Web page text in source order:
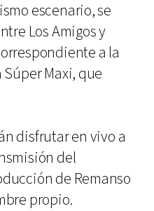
escenario, se
Los Amigos y
a la
Súper Maxi, que
disfrutar en vivo a
del
de Remanso
propio.